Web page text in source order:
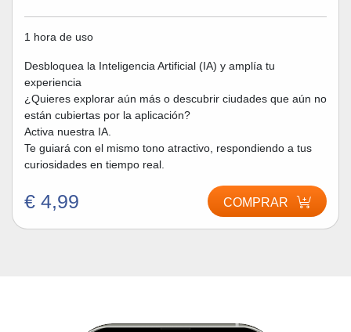
1 hora de uso
Desbloquea la Inteligencia Artificial (IA) y amplía tu
experiencia
¿Quieres explorar aún más o descubrir ciudades que aún no
están cubiertas por la aplicación?
Activa nuestra IA.
Te guiará con el mismo tono atractivo, respondiendo a tus
curiosidades en tiempo real.
€ 4,99 COMPRAR